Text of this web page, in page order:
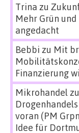
Trina zu
Mehr Grün
angedacht
Bebbi zu Mit
Finanzierung
Mikrohandel
voran (PM
Idee für